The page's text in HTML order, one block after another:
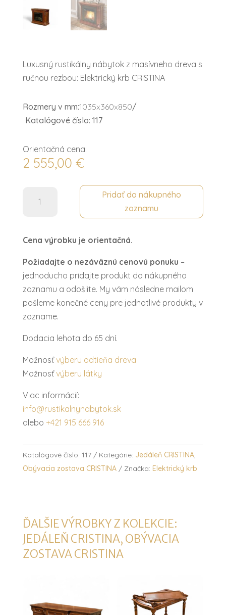
Luxusný rustikálny nábytok z masívneho dreva s
ručnou rezbou: Elektrický krb CRISTINA
Rozmery v mm:1035x360x850/
Katalógové číslo: 117
Orientačná cena:
2 555,00 €
Elektrický
Pridať do nákupného
zoznamu
Cena výrobku je orientačná.
Požiadajte o nezáväznú cenovú ponuku –
jednoducho pridajte produkt do nákupného
zoznamu a odošlite. My vám následne mailom
pošleme konečné ceny pre jednotlivé produkty v
zozname.
Dodacia lehota do 65 dní.
Možnosťvýberu odtieňa dreva
Možnosťvýberu látky
Viac informácií:
info@rustikalnynabytok.sk
alebo +421 915 666 916
Katalógové číslo: 117 Kategórie: Jedáleň CRISTINA,
Obývacia zostava CRISTINA
Značka: Elektrický krb
ĎALŠIE VÝROBKY Z KOLEKCIE:
JEDÁLEŇ CRISTINA, OBÝVACIA
ZOSTAVA CRISTINA